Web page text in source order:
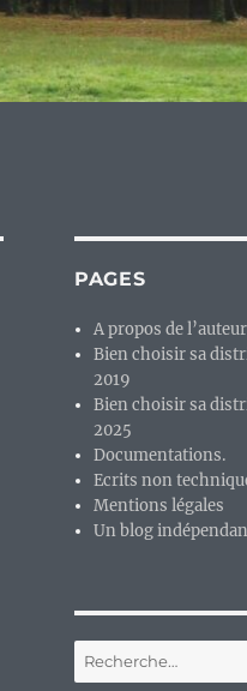
PAGES
A propos de
Bien choisir sa
2019
Bien choisir sa
2025
Documentations.
Ecrits non
Mentions légales
Un blog
Recherche
pour :